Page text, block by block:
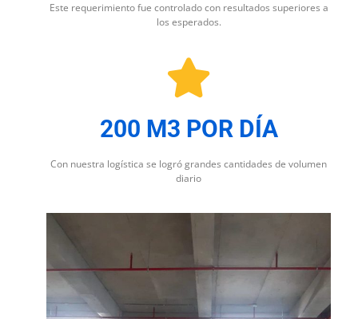
Este requerimiento fue controlado con resultados superiores a
los esperados.
200 M3 POR DÍA
Con nuestra logística se logró grandes cantidades de volumen
diario